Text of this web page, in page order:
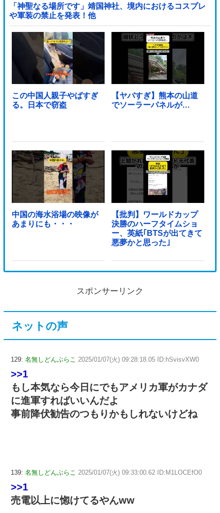
「神聖なる場所です」靖国神社、境内におけるコスプレ
や軍装の禁止を発表！他
この中国人親子やばすぎ
る。日本で窃盗
【ヤバすぎ】熊本の山道
でソーラーパネルが…
中国の海水浴場の映像が
あまりにも・・・
【批判】ワールドカップ
決勝のハーフタイムショ
ー、英紙｢BTSが出てきて
悪夢かと思った｣
スポンサーリンク
ネットの声
129: 名無しどんぶらこ 2025/01/07(火) 09:28:18.05 ID:hSvisvXW0
>>1
もし本気なら今日にでもアメリカ軍がカナダ
に進軍すればいいんだよ
事前降伏勧告のつもりかもしれないけどね
139: 名無しどんぶらこ 2025/01/07(火) 09:33:00.62 ID:M1LOCEfO0
>>1
売電以上に惚けてるやんww